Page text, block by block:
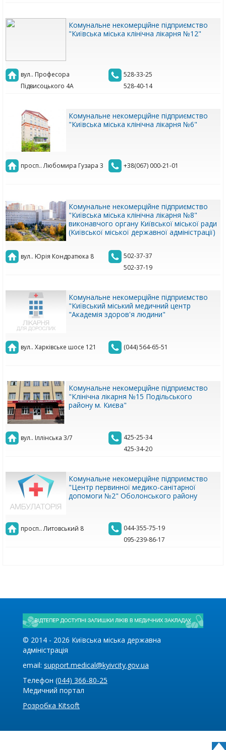
Комунальне некомерційне підприємство
"Київська міська клінічна лікарня №12"
вул.. Професора
Підвисоцького 4А
528-33-25
528-40-14
Комунальне некомерційне підприємство
"Київська міська клінічна лікарня №6"
просп.. Любомира Гузара 3 +38(067) 000-21-01
Комунальне некомерційне підприємство
"Київська міська клінічна лікарня №8"
виконавчого органу Київської міської ради
(Київської міської державної адміністрації)
вул.. Юрія Кондратюка 8
502-37-37
502-37-19
Комунальне некомерційне підприємство
"Київський міський медичний центр
"Академія здоров'я людини"
вул.. Харківське шосе 121 (044) 564-65-51
Комунальне некомерційне підприємство
"Клінічна лікарня №15 Подільського
району м. Києва"
вул.. Іллінська 3/7
425-25-34
425-34-20
Комунальне некомерційне підприємство
"Центр первинної медико-санітарної
допомоги №2" Оболонського району
просп.. Литовський 8
044-355-75-19
095-239-86-17
© 2014 - 2026 Київська міська державна
адміністрація
email: support.medical@kyivcity.gov.ua
Телефон (044) 366-80-25
Медичний портал
Розробка Kitsoft